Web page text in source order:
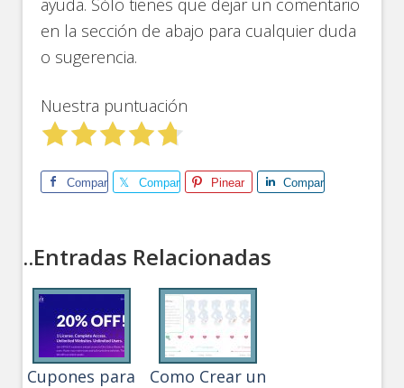
en la sección de abajo para cualquier duda
o sugerencia.
Nuestra puntuación
Comparte Comparte Pinear Comparte
..Entradas Relacionadas
Cupones para
Como Crear un